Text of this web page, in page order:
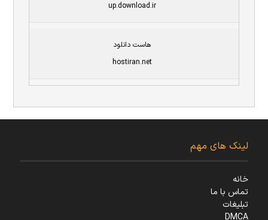
up.download.ir
هاست دانلود
hostiran.net
لینک های مهم
خانه
تماس با ما
تبلیغات
DMCA